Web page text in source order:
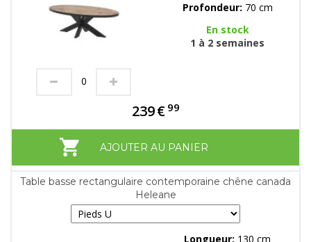
Profondeur: 70 cm
En stock
1 à 2 semaines
239€ 99
AJOUTER AU PANIER
Table basse rectangulaire contemporaine chêne canada
Heleane
Longueur: 130 cm